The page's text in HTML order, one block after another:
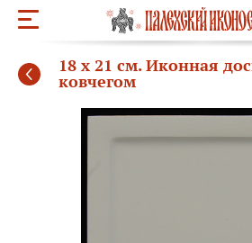
18 х 21 см. Иконная
ковчегом